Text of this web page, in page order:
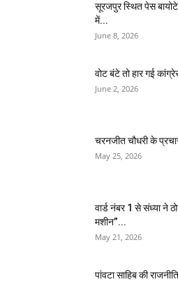
सूरजपुर स्थित पेस
में...
June 8, 2026
वोट बंटे तो हार गई
June 2, 2026
चरनजीत चौधरी के
May 25, 2026
वार्ड नंबर 1 से संध्या ने
मशीन”...
May 21, 2026
पांवटा साहिब की